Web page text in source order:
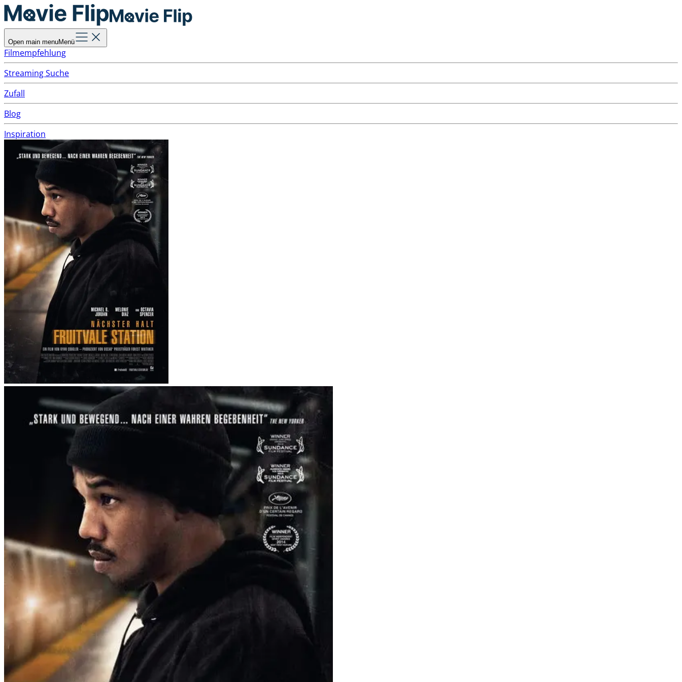
Open main menuMenü
Filmempfehlung
Streaming Suche
Zufall
Blog
Inspiration